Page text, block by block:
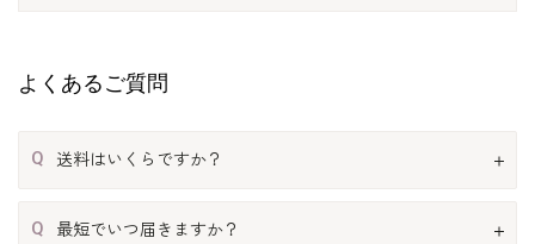
よくあるご質問
Q 送料はいくらですか？
Q 最短でいつ届きますか？